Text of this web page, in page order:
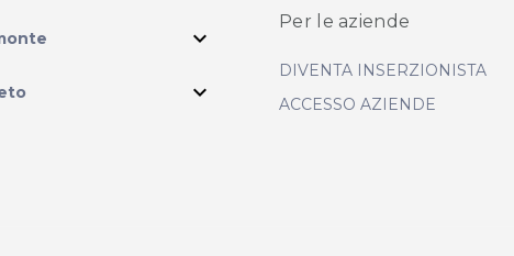
expand_more
expand_more
Per le aziende
DIVENTA INSERZIONISTA
ACCESSO AZIENDE